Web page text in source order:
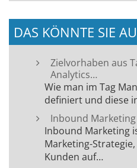
DAS KÖNNTE SIE
Zielvorhaben aus
Analytics…
Wie man im Tag
definiert und diese
Inbound Marketing
Inbound Marketing
Marketing-
Kunden auf…